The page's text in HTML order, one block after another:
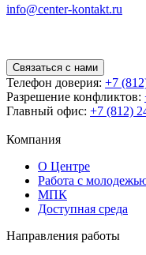
info@center-kontakt.ru
Связаться с нами
Телефон доверия: +7
Разрешение конфликтов:
Главный офис: +7 (812)
Компания
О Центре
Работа с
МПК
Доступная среда
Направления работы